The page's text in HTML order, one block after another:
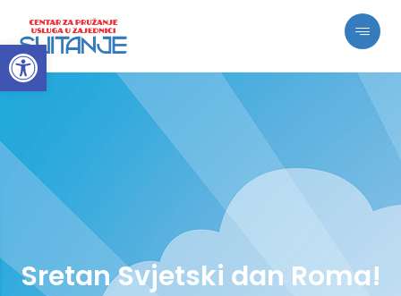
Open toolbar
Sretan Svjetski dan Roma!